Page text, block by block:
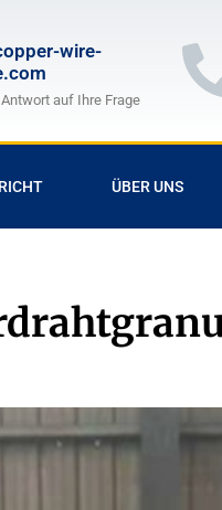
wire-
auf Ihre Frage
ÜBER UNS